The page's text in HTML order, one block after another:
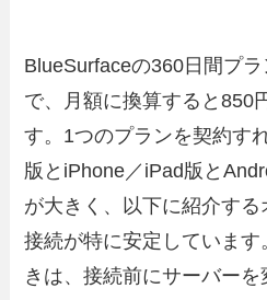
BlueSurfaceの360日間プ
で、月額に換算すると850
す。1つのプランを契約す
版とiPhone／iPad版と
が大きく、以下に紹介す
接続が特に安定しています
きは、接続前にサーバー